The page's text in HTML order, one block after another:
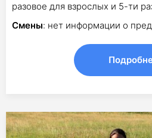
разовое для взрослых и 5-ти
Смены: нет информации о